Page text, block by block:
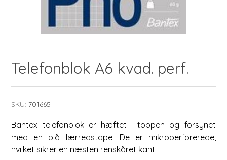
Telefonblok A6 kvad. perf.
SKU: 701665
Bantex telefonblok er hæftet i toppen og forsynet
med en blå lærredstape. De er mikroperforerede,
hvilket sikrer en næsten renskåret kant.